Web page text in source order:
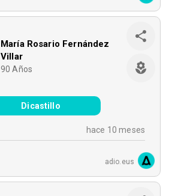
María Rosario Fernández
Villar
90 Años
Dicastillo
hace 10 meses
adio.eus